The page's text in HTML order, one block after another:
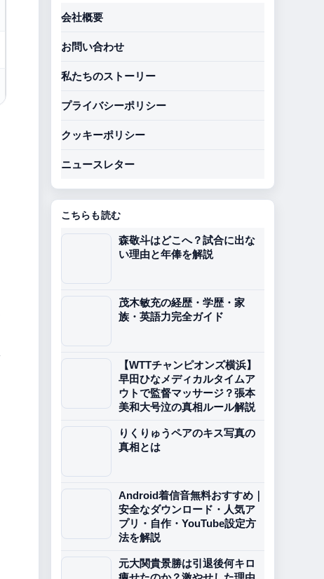
会社概要
お問い合わせ
私たちのストーリー
プライバシーポリシー
クッキーポリシー
ニュースレター
こちらも読む
森敬斗はどこへ？試合に出な
い理由と年俸を解説
茂木敏充の経歴・学歴・家
族・英語力完全ガイド
【WTTチャンピオンズ横浜】
早田ひなメディカルタイムア
ウトで監督マッサージ？張本
美和大号泣の真相ルール解説
りくりゅうペアのキス写真の
真相とは
Android着信音無料おすすめ｜
安全なダウンロード・人気ア
プリ・自作・YouTube設定方
法を解説
元大関貴景勝は引退後何キロ